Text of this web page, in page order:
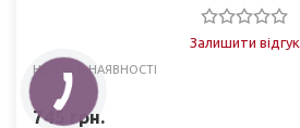
Залишити відгук
НЕМАЄ В НАЯВНОСТІ
745 грн.